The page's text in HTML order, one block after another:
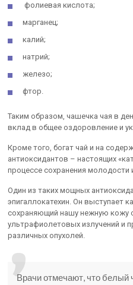
фолиевая кислота;
марганец;
калий;
натрий;
железо;
фтор.
Таким образом, чашечка чая в
вклад в общее оздоровление и
Кроме того, богат чай и на
антиоксидантов – настоящих
процессе сохранения молодости
Один из таких мощных
эпигаллокатехин. Он выступает
сохраняющий нашу нежную кожу
ультрафиолетовых излучений и
различных опухолей.
Врачи отмечают, что белый